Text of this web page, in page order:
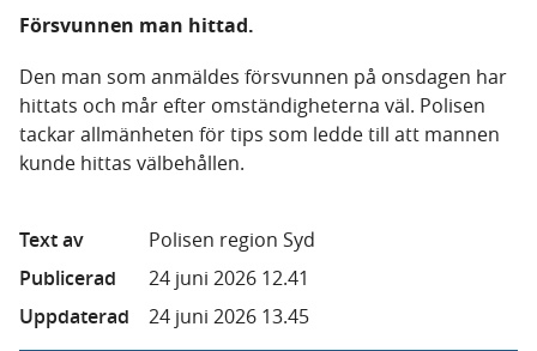
Försvunnen man hittad.
Den man som anmäldes försvunnen på onsdagen har
hittats och mår efter omständigheterna väl. Polisen
tackar allmänheten för tips som ledde till att mannen
kunde hittas välbehållen.
Text av
Polisen region Syd
Publicerad
24 juni 2026 12.41
Uppdaterad
24 juni 2026 13.45